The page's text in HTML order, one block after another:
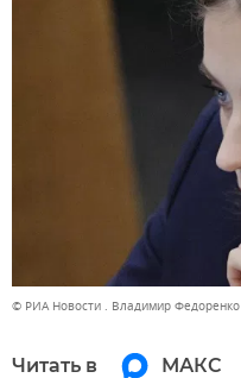
© РИА Новости . Владимир Федоренко
Читать в МАКС